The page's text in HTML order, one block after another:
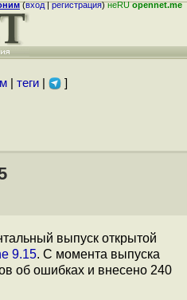
(вход|регистрация)неRUopennet.me
| теги| ]
выпуск открытой
9.15. С момента выпуска
об ошибках и внесено 240